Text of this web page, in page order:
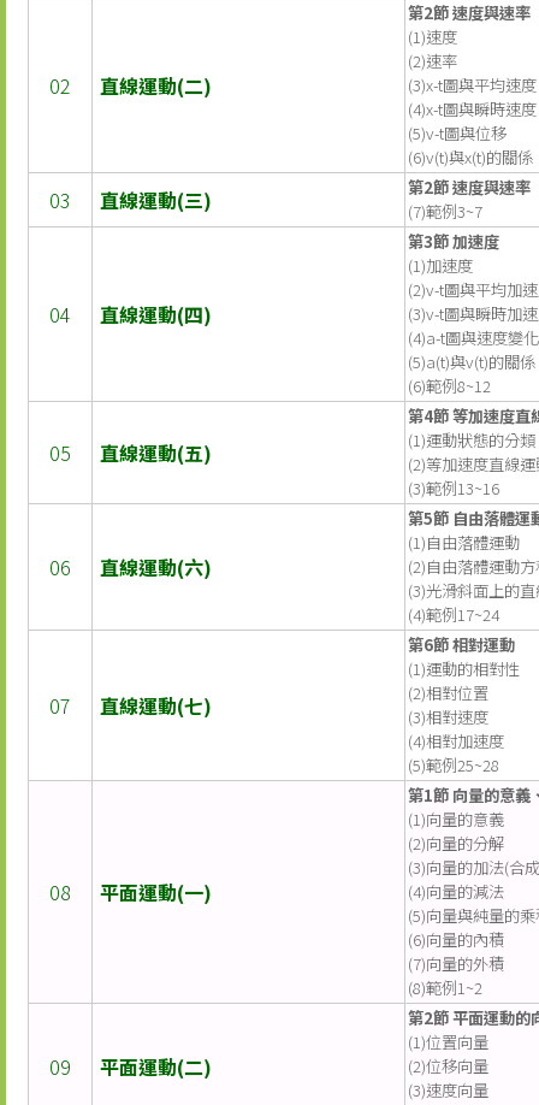
02 直線運動(二)
第2節 速度與速率
(1)速度
(2)速率
(3)x-t圖與平均速度
(4)x-t圖與瞬時速度
(5)v-t圖與位移
(6)v(t)與x(t)的關係
03 直線運動(三)
第2節 速度與速率
(7)範例3~7
04 直線運動(四)
第3節 加速度
(1)加速度
(2)v-t圖與平均加
(3)v-t圖與瞬時加
(4)a-t圖與速度變化
(5)a(t)與v(t)的關係
(6)範例8~12
05 直線運動(五)
第4節 等加速度直
(1)運動狀態的分類
(2)等加速度直線
(3)範例13~16
06 直線運動(六)
第5節 自由落體運
(1)自由落體運動
(2)自由落體運動
(3)光滑斜面上的
(4)範例17~24
07 直線運動(七)
第6節 相對運動
(1)運動的相對性
(2)相對位置
(3)相對速度
(4)相對加速度
(5)範例25~28
08 平面運動(一)
第1節 向量的意義
(1)向量的意義
(2)向量的分解
(3)向量的加法(合
(4)向量的減法
(5)向量與純量的
(6)向量的內積
(7)向量的外積
(8)範例1~2
09 平面運動(二)
第2節 平面運動的
(1)位置向量
(2)位移向量
(3)速度向量